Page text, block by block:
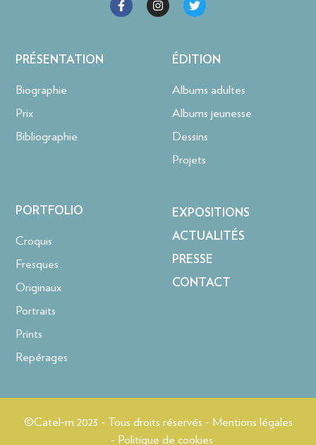
PRÉSENTATION
Biographie
Prix
Bibliographie
ÉDITION
Albums adultes
Albums jeunesse
Dessins
Projets
PORTFOLIO
Croquis
Fresques
Originaux
Portraits
Prints
Repérages
EXPOSITIONS
ACTUALITÉS
PRESSE
CONTACT
©Catel-m 2023 - Tous droits réservés - Mentions légales
- Politique de cookies